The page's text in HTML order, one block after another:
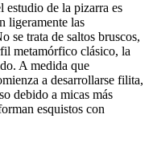
estudio de la pizarra es
ligeramente las
se trata de saltos bruscos,
metamórfico clásico, la
A medida que
a desarrollarse filita,
debido a micas más
esquistos con